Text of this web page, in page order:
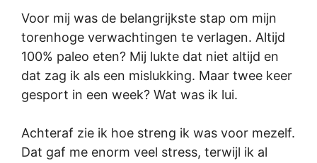
Voor mij was de belangrijkste stap om mijn
torenhoge verwachtingen te verlagen. Altijd
100% paleo eten? Mij lukte dat niet altijd en
dat zag ik als een mislukking. Maar twee keer
gesport in een week? Wat was ik lui.
Achteraf zie ik hoe streng ik was voor mezelf.
Dat gaf me enorm veel stress, terwijl ik al